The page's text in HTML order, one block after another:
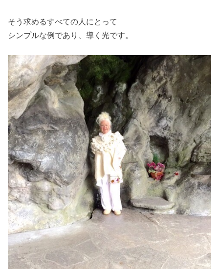
そう求めるすべての人にとって
シンプルな例であり、導く光です。